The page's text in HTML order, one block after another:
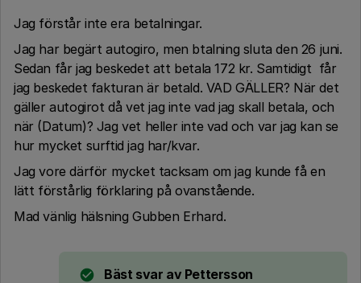
Jag förstår inte era betalningar.
Jag har begärt autogiro, men btalning sluta den 26 juni.
Sedan får jag beskedet att betala 172 kr. Samtidigt får
jag beskedet fakturan är betald. VAD GÄLLER? När det
gäller autogirot då vet jag inte vad jag skall betala, och
när (Datum)? Jag vet heller inte vad och var jag kan se
hur mycket surftid jag har/kvar.
Jag vore därför mycket tacksam om jag kunde få en
lätt förstårlig förklaring på ovanstående.
Mad vänlig hälsning Gubben Erhard.
Bäst svar av Pettersson